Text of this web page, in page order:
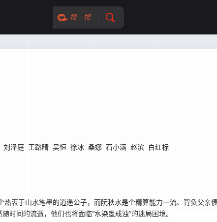
搜一搜
刘泽庭 王路晴 吴恒 徐冰 桑娜 石小满 赵滨 白红标
于山水笔墨的逍遥公子，而阮秋水是个精算能力一流、背负父亲
时间的流逝，他们也将面临“水染墨成浊”的迷局困境。